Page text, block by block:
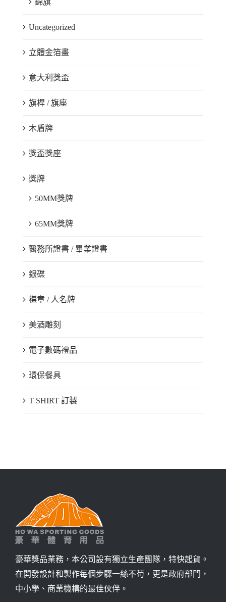
Uncategorized
立體金箔畫
意大利獎盃
旗桿 / 旗座
木盾牌
獎盃獎座
獎牌
50MM獎牌
65MM獎牌
醫務所證書 / 畢業證書
銀碟
襟章 / 人名牌
美酒雕刻
電子數碼禮品
環保餐具
T SHIRT 訂製
豪華獎品業務，本公司設有獨立生產團隊，特快起貨。
在開發設計和製作每個步驟一絲不苟，更是政府部門，
中小學、商業機構的最佳伙伴。